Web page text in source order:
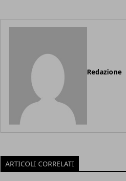
Redazione
ARTICOLI CORRELATI